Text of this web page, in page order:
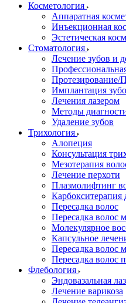
Косметология
Аппаратная
Инъекционная
Эстетическая
Стоматология
Лечение зубов и
Протезирование/
Имплантация
Лечения лазером
Методы
Удаление зубов
Трихология
Алопеция
Консультация
Мезотерапия
Лечение перхоти
Плазмолифтинг
Карбокситерапия
Пересадка волос
Пересадка волос
Молекулярное
Капсульное
Пересадка волос
Пересадка волос
Флебология
Эндовазальная
Лечение варикоза